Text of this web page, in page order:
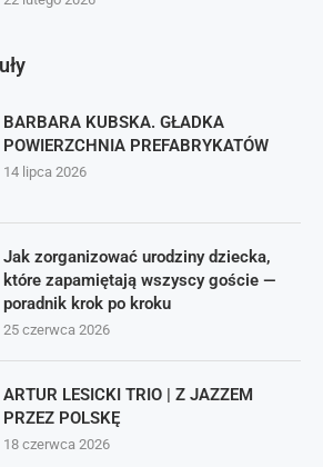
BARBARA KUBSKA. GŁADKA
POWIERZCHNIA PREFABRYKATÓW
14 lipca 2026
Jak zorganizować urodziny dziecka,
które zapamiętają wszyscy goście —
poradnik krok po kroku
25 czerwca 2026
ARTUR LESICKI TRIO | Z JAZZEM
PRZEZ POLSKĘ
18 czerwca 2026